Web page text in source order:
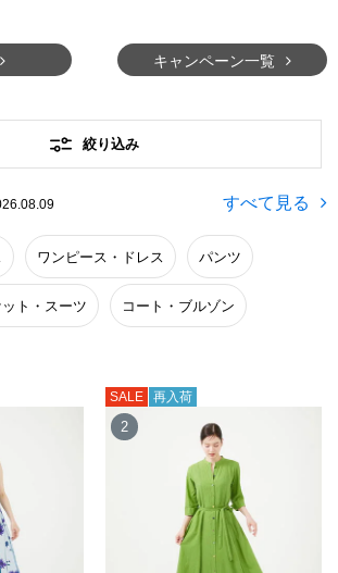
キャンペーン一覧
絞り込み
ワンピース・ドレス パンツ
ト・スーツ コート・ブルゾン
SALE 再入荷
2